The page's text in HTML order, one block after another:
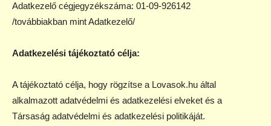
Adatkezelő cégjegyzékszáma: 01-09-926142
/továbbiakban mint Adatkezelő/
Adatkezelési tájékoztató célja:
A tájékoztató célja, hogy rögzítse a Lovasok.hu által
alkalmazott adatvédelmi és adatkezelési elveket és a
Társaság adatvédelmi és adatkezelési politikáját.